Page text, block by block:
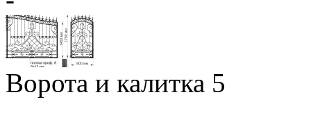
Ворота и калитка 5